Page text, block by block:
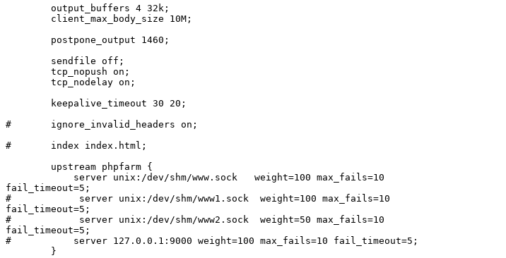
        output_buffers 4 32k;
        client_max_body_size 10M;
        postpone_output 1460;
        sendfile off;
        tcp_nopush on;
        tcp_nodelay on;
        keepalive_timeout 30 20;
#       ignore_invalid_headers on;
#       index index.html;
        upstream phpfarm {
            server unix:/dev/shm/www.sock   weight=100 max_fails=10
fail_timeout=5;
#            server unix:/dev/shm/www1.sock  weight=100 max_fails=10
fail_timeout=5;
#            server unix:/dev/shm/www2.sock  weight=50 max_fails=10
fail_timeout=5;
#           server 127.0.0.1:9000 weight=100 max_fails=10 fail_timeout=5;
        }